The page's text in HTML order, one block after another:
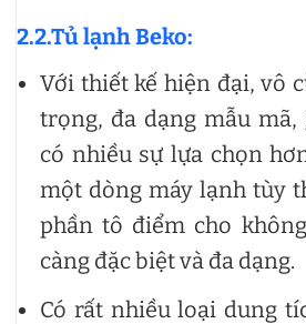
2.2.Tủ lạnh Beko:
Với thiết kế hiện đại, vô
trọng, đa dạng mẫu mã,
có nhiều sự lựa chọn
một dòng máy lạnh tùy
phần tô điểm cho
càng đặc biệt và đa dạng.
Có rất nhiều loại dung